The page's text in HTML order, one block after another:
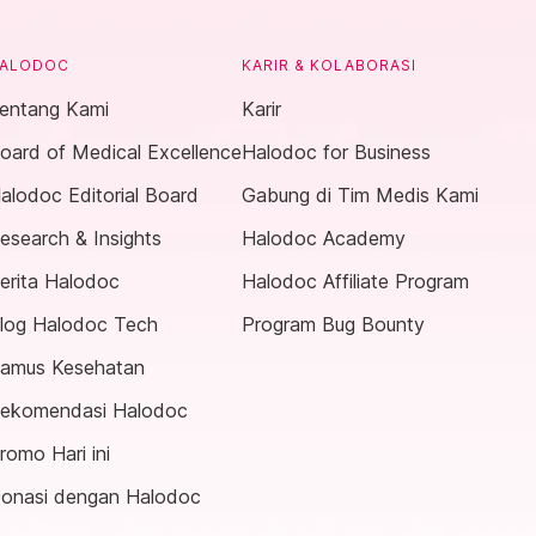
Kami
of Medical Excellence
Editorial Board
& Insights
Halodoc
Halodoc Tech
Kesehatan
Halodoc
Hari ini
dengan Halodoc
KARIR & KOLABORASI
Karir
Halodoc for Business
Gabung di Tim Medis Kami
Halodoc Academy
Halodoc Affiliate Program
Program Bug Bounty